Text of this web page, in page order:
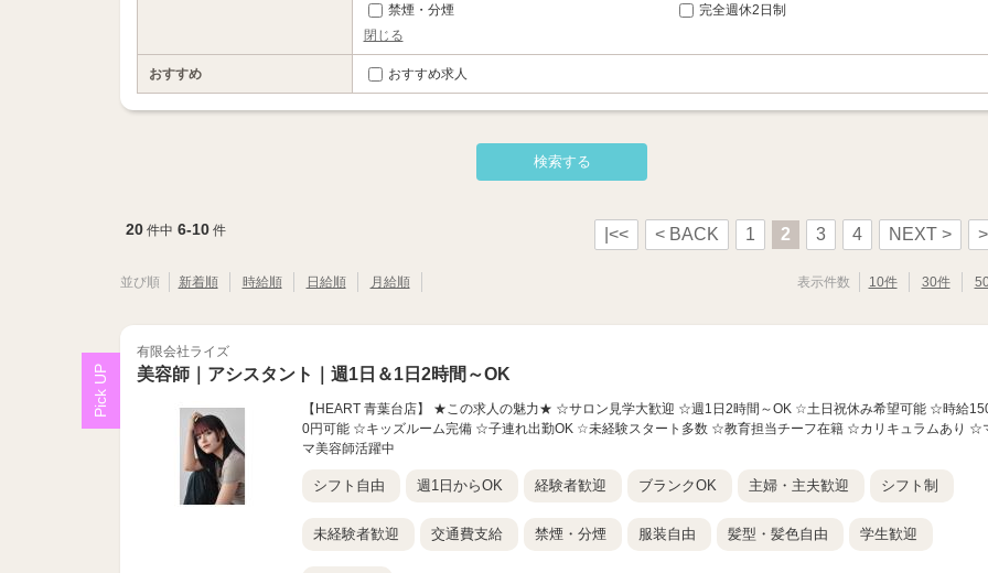
禁煙・分煙
完全週休2日制
閉じる
おすすめ おすすめ求人
20件中 6-10件 |<< < BACK 1 2 3 4 NEXT >
並び順 新着順 時給順 日給順 月給順 表示件数 10件 30件
有限会社ライズ
美容師｜アシスタント｜週1日＆1日2時間～OK
【HEART 青葉台店】 ★この求人の魅力★ ☆サロン見学大歓迎 ☆週1日2時間～OK ☆土日祝休み希望可能 ☆時給
0円可能 ☆キッズルーム完備 ☆子連れ出勤OK ☆未経験スタート多数 ☆教育担当チーフ在籍 ☆カリキュラムあり ☆
マ美容師活躍中
シフト自由 週1日からOK 経験者歓迎 ブランクOK 主婦・主夫歓迎 シフト制
未経験者歓迎 交通費支給 禁煙・分煙 服装自由 髪型・髪色自由 学生歓迎